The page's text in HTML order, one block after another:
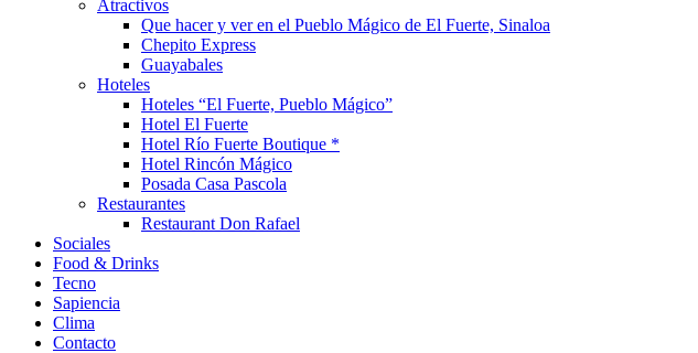
Atractivos
Que hacer y ver en el Pueblo Mágico de El Fuerte, Sinaloa
Chepito Express
Guayabales
Hoteles
Hoteles “El Fuerte, Pueblo Mágico”
Hotel El Fuerte
Hotel Río Fuerte Boutique *
Hotel Rincón Mágico
Posada Casa Pascola
Restaurantes
Restaurant Don Rafael
Sociales
Food & Drinks
Tecno
Sapiencia
Clima
Contacto